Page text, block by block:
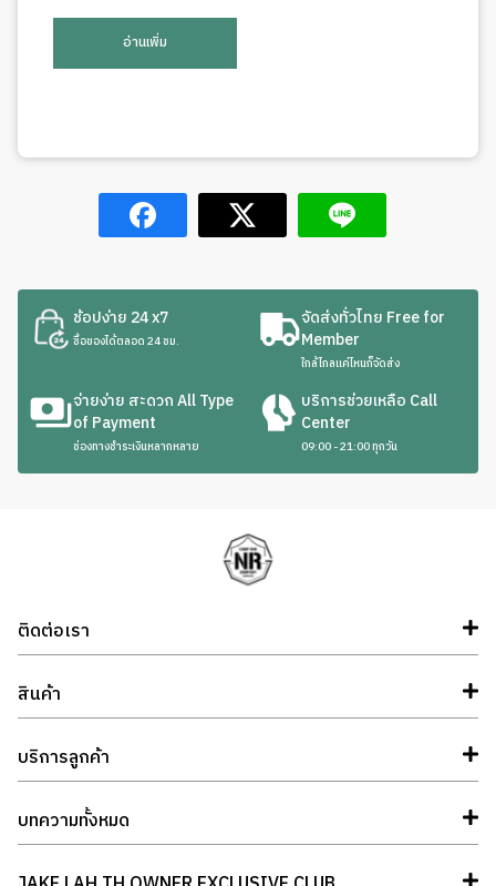
อ่านเพิ่ม
ช้อปง่าย 24 x7
ซื้อของได้ตลอด 24 ชม.
จัดส่งทั่วไทย Free for
Member
ใกล้ไกลแค่ไหนก็จัดส่ง
จ่ายง่าย สะดวก All Type
of Payment
ช่องทางชำระเงินหลากหลาย
บริการช่วยเหลือ Call
Center
09:00 - 21:00 ทุกวัน
ติดต่อเรา
สินค้า
บริการลูกค้า
บทความทั้งหมด